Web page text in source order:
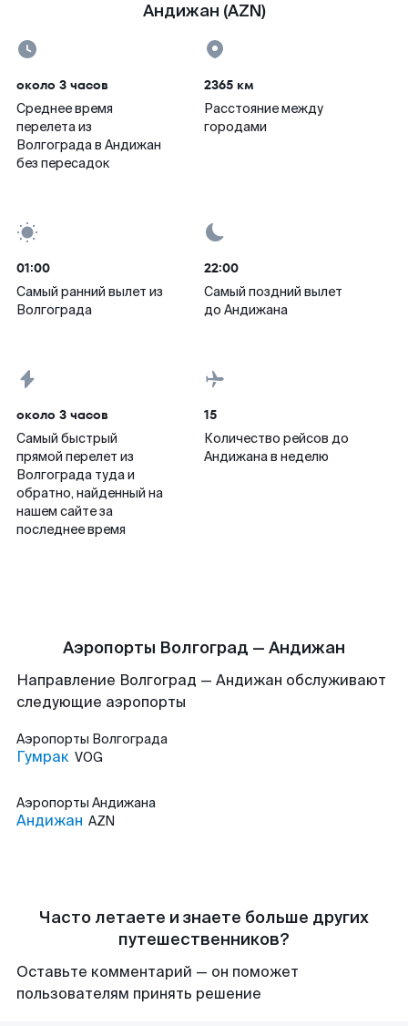
Андижан (AZN)
около 3 часов
Среднее время
перелета из
Волгограда в Андижан
без пересадок
2365 км
Расстояние между
городами
01:00
Самый ранний вылет из
Волгограда
22:00
Самый поздний вылет
до Андижана
около 3 часов
Самый быстрый
прямой перелет из
Волгограда туда и
обратно, найденный на
нашем сайте за
последнее время
15
Количество рейсов до
Андижана в неделю
Аэропорты Волгоград — Андижан
Направление Волгоград — Андижан обслуживают
следующие аэропорты
Аэропорты Волгограда
Гумрак VOG
Аэропорты Андижана
Андижан AZN
Часто летаете и знаете больше других
путешественников?
Оставьте комментарий — он поможет
пользователям принять решение